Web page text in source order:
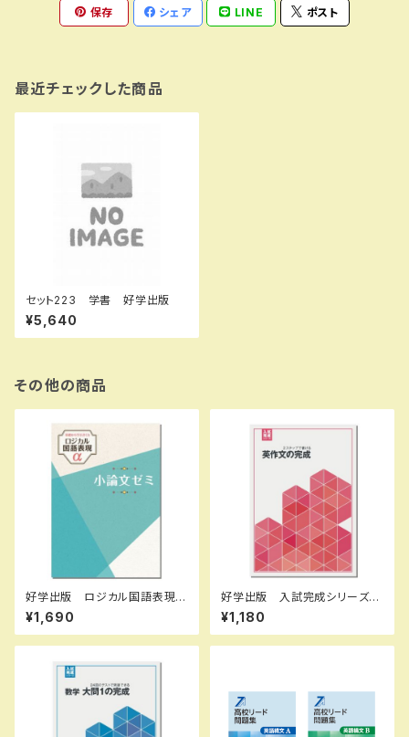
保存 シェア LINE ポスト
最近チェックした商品
セット223 学書 好学出版
¥5,640
その他の商品
好学出版 ロジカル国語表現ア
ルファ 小論文ゼミ 2026年
度版 新品完全セット ISBN：
B0D3CJY646 ISBN-10：B
6960
¥1,690
好学出版 入試完成シリーズ
英作文の完成 2026年度版
新品完全セット ISBN：B0D3
B7FX62 ISBN-10：B0D3B7
¥1,180